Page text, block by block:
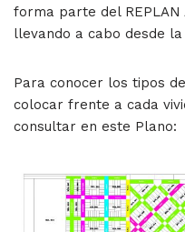
forma parte del
llevando a cabo desde la
Para conocer los tipos
colocar frente a cada
consultar en este Plano: